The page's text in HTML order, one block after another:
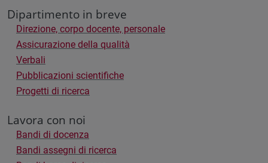
Dipartimento in breve
Direzione, corpo docente, personale
Assicurazione della qualità
Verbali
Pubblicazioni scientifiche
Progetti di ricerca
Lavora con noi
Bandi di docenza
Bandi assegni di ricerca